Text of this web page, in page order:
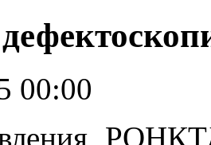
00:00